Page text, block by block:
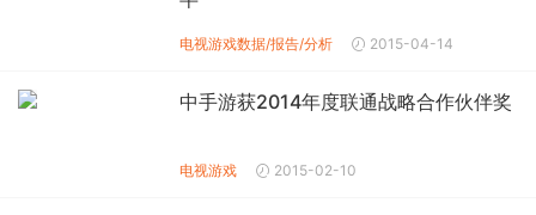
电视游戏数据/报告/分析 2015-04-14
中手游获2014年度联通战略合作伙伴奖
电视游戏 2015-02-10